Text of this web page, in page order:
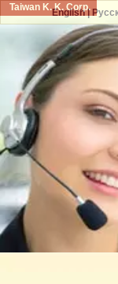
Taiwan K. K. Corp.
English|